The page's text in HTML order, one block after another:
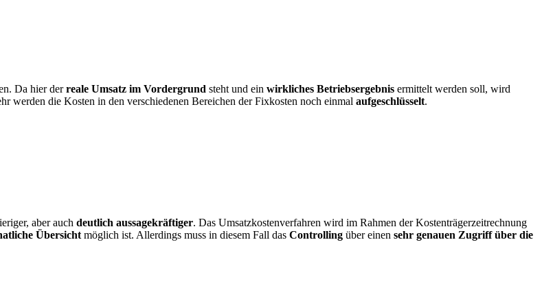
Da hier derreale Umsatz im Vordergrund steht und ein wirkliches Betriebsergebnis ermittelt werden soll, wird
werden die Kosten in den verschiedenen Bereichen der Fixkosten noch einmal aufgeschlüsselt.
aber auch deutlich aussagekräftiger. Das Umsatzkostenverfahren wird im Rahmen der Kostenträgerzeitrechnung
Übersicht möglich ist. Allerdings muss in diesem Fall das Controlling über einen sehr genauen Zugriff über die